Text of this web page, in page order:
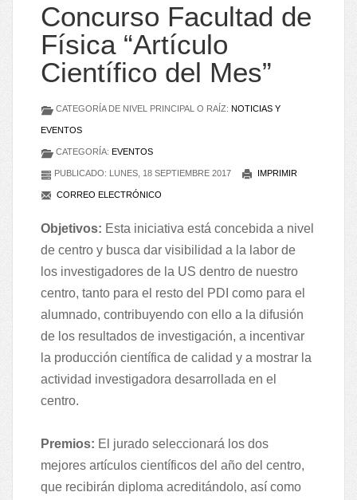
Concurso Facultad de
Física “Artículo
Científico del Mes”
CATEGORÍA DE NIVEL PRINCIPAL O RAÍZ: NOTICIAS Y
EVENTOS
CATEGORÍA: EVENTOS
PUBLICADO: LUNES, 18 SEPTIEMBRE 2017 IMPRIMIR
CORREO ELECTRÓNICO
Objetivos: Esta iniciativa está concebida a nivel
de centro y busca dar visibilidad a la labor de
los investigadores de la US dentro de nuestro
centro, tanto para el resto del PDI como para el
alumnado, contribuyendo con ello a la difusión
de los resultados de investigación, a incentivar
la producción científica de calidad y a mostrar la
actividad investigadora desarrollada en el
centro.
Premios: El jurado seleccionará los dos
mejores artículos científicos del año del centro,
que recibirán diploma acreditándolo, así como